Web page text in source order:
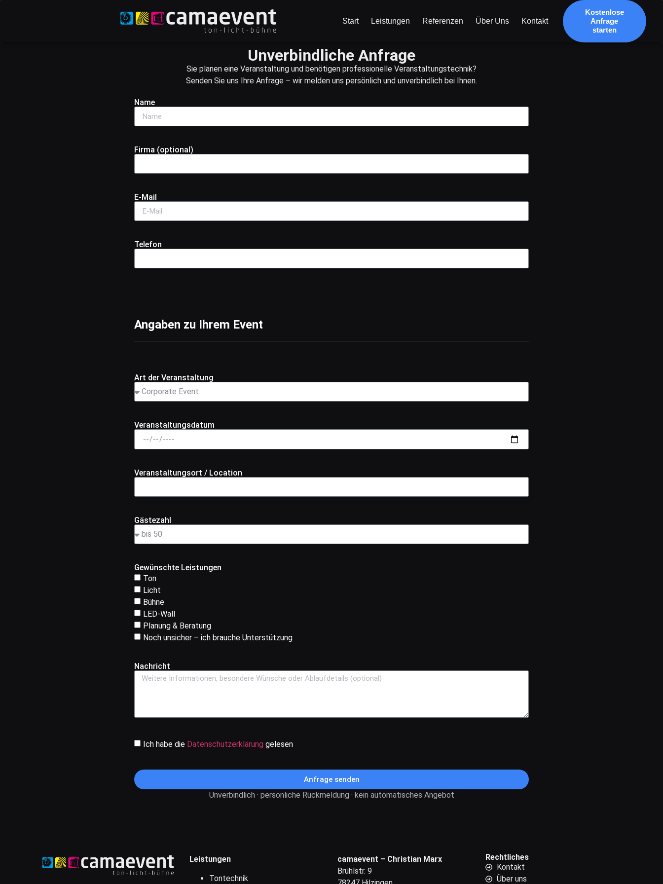
Start Leistungen Referenzen Über Uns Kontakt
Kostenlose
Anfrage
starten
Unverbindliche Anfrage
Sie planen eine Veranstaltung und benötigen professionelle Veranstaltungstechnik?
Senden Sie uns Ihre Anfrage – wir melden uns persönlich und unverbindlich bei Ihnen.
Name
Firma (optional)
E-Mail
Telefon
Angaben zu Ihrem Event
Art der Veranstaltung
Veranstaltungsdatum
Veranstaltungsort / Location
Gästezahl
Gewünschte Leistungen
Ton
Licht
Bühne
LED-Wall
Planung & Beratung
Noch unsicher – ich brauche Unterstützung
Nachricht
Ich habe die Datenschutzerklärung gelesen
Anfrage senden
Unverbindlich · persönliche Rückmeldung · kein automatisches Angebot
Leistungen
Tontechnik
camaevent – Christian Marx
Brühlstr. 9
Rechtliches
Kontakt
Über uns